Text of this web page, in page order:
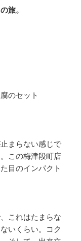
旅。
のセット
まらない感じで
この梅津段町店
目のインパクト
これはたまらな
いくらい。コク